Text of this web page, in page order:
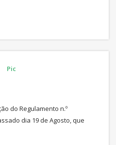
do Regulamento n.º
dia 19 de Agosto, que